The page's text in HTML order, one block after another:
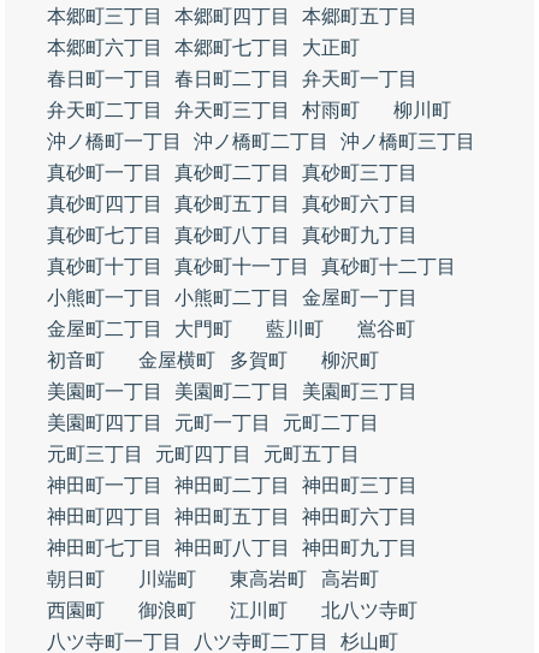
本郷町三丁目
本郷町四丁目
本郷町五丁目
本郷町六丁目
本郷町七丁目
大正町
春日町一丁目
春日町二丁目
弁天町一丁目
弁天町二丁目
弁天町三丁目 村雨町
柳川町
沖ノ橋町一丁目
沖ノ橋町二丁目
沖ノ橋町三丁目
真砂町一丁目
真砂町二丁目
真砂町三丁目
真砂町四丁目
真砂町五丁目
真砂町六丁目
真砂町七丁目
真砂町八丁目
真砂町九丁目
真砂町十丁目
真砂町十一丁目
真砂町十二丁目
小熊町一丁目
小熊町二丁目
金屋町一丁目
金屋町二丁目
大門町 藍川町
鴬谷町
初音町
金屋横町 多賀町
柳沢町
美園町一丁目
美園町二丁目
美園町三丁目
美園町四丁目
元町一丁目
元町二丁目
元町三丁目
元町四丁目
元町五丁目
神田町一丁目
神田町二丁目
神田町三丁目
神田町四丁目
神田町五丁目
神田町六丁目
神田町七丁目
神田町八丁目
神田町九丁目
朝日町
川端町 東高岩町
高岩町
西園町
御浪町 江川町
北八ツ寺町
八ツ寺町一丁目
八ツ寺町二丁目
杉山町